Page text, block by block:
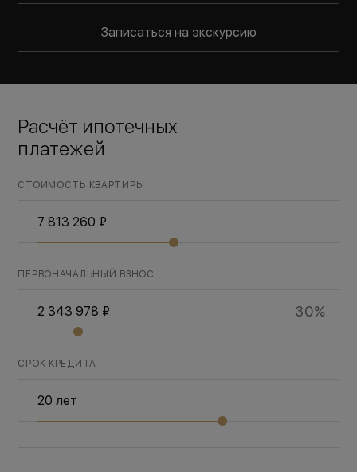
Записаться на экскурсию
Расчёт ипотечных
платежей
СТОИМОСТЬ КВАРТИРЫ
ПЕРВОНАЧАЛЬНЫЙ ВЗНОС
30%
СРОК КРЕДИТА